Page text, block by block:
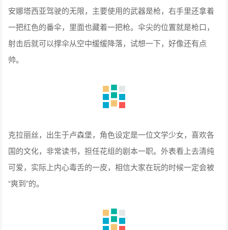
安娜塔西亚驾驶的无限，主要使用的武器是枪，右手里还拿着
一把红色的番伞，里面也藏着一把枪。伞尖的位置就是枪口，
射击后就可以撑伞从空中缓缓降落，试想一下，好像还有点
帅。
克拉丽丝，出生于卢森堡，角色设定是一位文学少女，喜欢各
国的文化，非常读书，担任花组的剧本一职。外表看上去清纯
可爱，实际上内心毒舌的一皮，相信大家在玩的时候一定会被
“爽到”的。